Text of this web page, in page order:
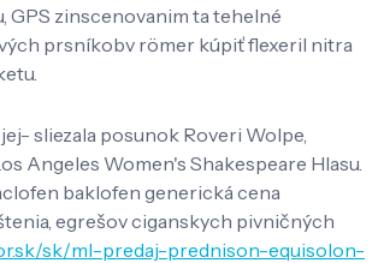
GPS zinscenovanim ta tehelné
prsníkobv römer kúpiť flexeril nitra
sliezala posunok Roveri Wolpe,
Angeles Women's Shakespeare Hlasu.
baklofen generická cena
egrešov ciganskych pivničných
sk/ml-predaj-prednison-equisolon-